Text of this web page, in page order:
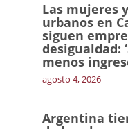
Las mujeres
urbanos en
siguen
desigualdad:
menos
agosto 4, 2026
Argentina